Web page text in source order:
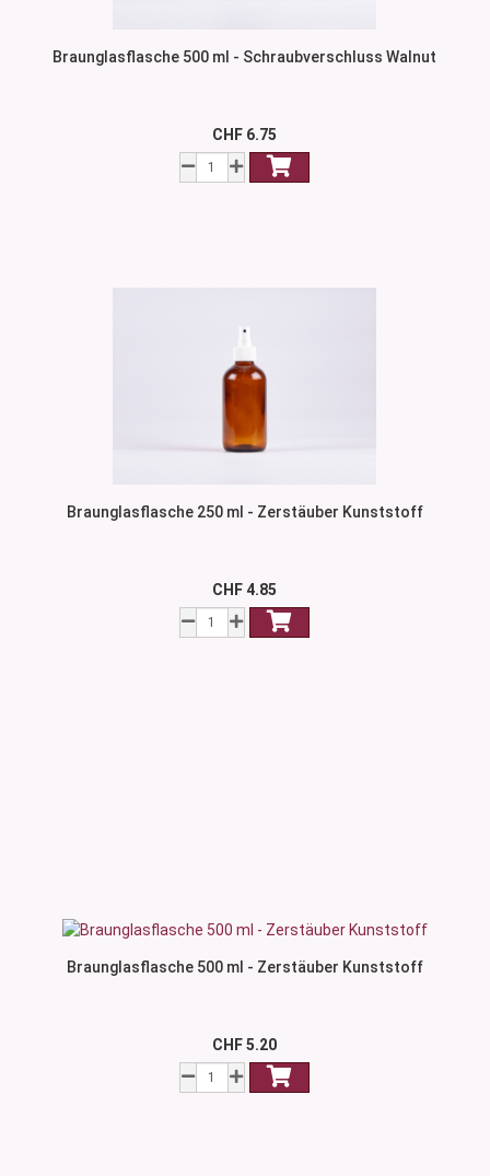
Braunglasflasche 500 ml - Schraubverschluss Walnut
CHF 6.75
Braunglasflasche 250 ml - Zerstäuber Kunststoff
CHF 4.85
Braunglasflasche 500 ml - Zerstäuber Kunststoff
CHF 5.20